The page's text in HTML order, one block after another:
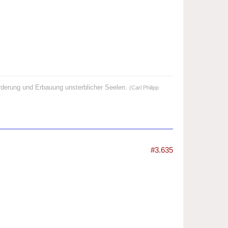
und Erbauung unsterblicher Seelen. (Carl Philipp
#3.635